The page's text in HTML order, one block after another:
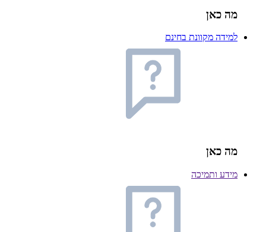
מה כאן
למידה מקוונת בחינם
מה כאן
מידע ותמיכה